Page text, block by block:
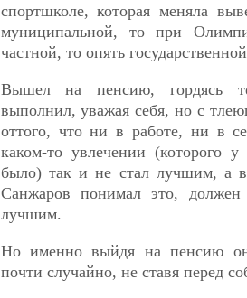
спортшколе, которая меняла
муниципальной, то при
частной, то опять
Вышел на пенсию, гордясь
выполнил, уважая себя, но с
оттого, что ни в работе, ни в
каком-то увлечении (которого
было) так и не стал лучшим, а
Санжаров понимал это,
лучшим.
Но именно выйдя на пенсию
почти случайно, не ставя перед